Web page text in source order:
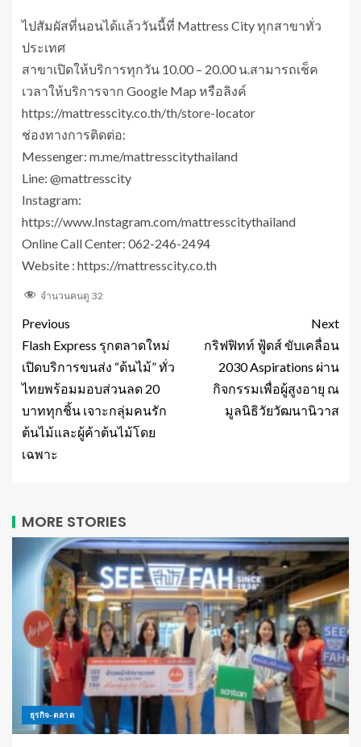
ไปสัมผัสที่นอนได้เเล้ววันนี้ที่ Mattress City ทุกสาขาทั่ว
ประเทศ
สาขาเปิดให้บริการทุกวัน 10.00 – 20.00 น.สามารถเช็ค
เวลาให้บริการจาก Google Map หรือลิงค์
https://mattresscity.co.th/th/store-locator
ช่องทางการติดต่อ:
Messenger: m.me/mattresscitythailand
Line: @mattresscity
Instagram:
https://www.Instagram.com/mattresscitythailand
Online Call Center: 062-246-2494
Website : https://mattresscity.co.th
จำนวนคนดู 32
Previous
Flash Express รุกตลาดใหม่
เปิดบริการขนส่ง “ต้นไม้” ทั่ว
ไทยพร้อมมอบส่วนลด 20
บาททุกชิ้น เจาะกลุ่มคนรัก
ต้นไม้และผู้ค้าต้นไม้โดย
เฉพาะ
Next
กริฟฟิทท์ ฟู้ดส์ ขับเคลื่อน
2030 Aspirations ผ่าน
กิจกรรมเพื่อผู้สูงอายุ ณ
มูลนิธิวัยวัฒนานิวาส
MORE STORIES
ธุรกิจ-ตลาด